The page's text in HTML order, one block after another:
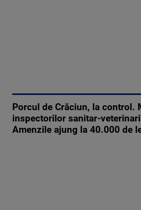
Porcul de Crăciun, la control.
inspectorilor sanitar-
Amenzile ajung la 40.000 de